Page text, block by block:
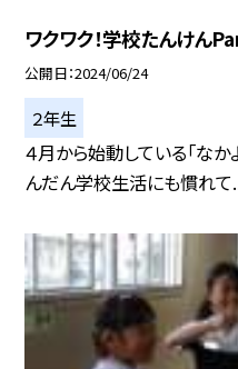
ワクワク！学校たんけん
公開日 2024/06/24
２年生
４月から始動している「なか
んだん学校生活にも慣れて